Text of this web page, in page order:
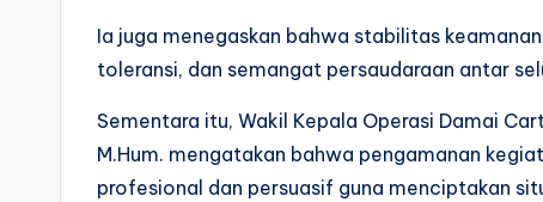
Ia juga menegaskan bahwa stabilitas
toleransi, dan semangat persaudaraan antar
Sementara itu, Wakil Kepala Operasi Damai
M.Hum. mengatakan bahwa pengamanan
profesional dan persuasif guna menciptakan